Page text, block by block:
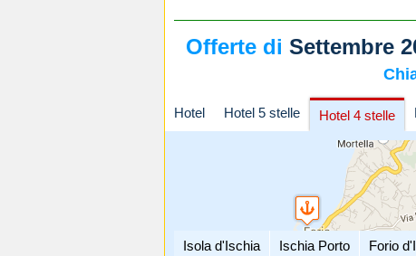
Offerte di Settembre
Hotel Hotel 5 stelle Hotel 4 stelle
Isola d'Ischia Ischia Porto Forio